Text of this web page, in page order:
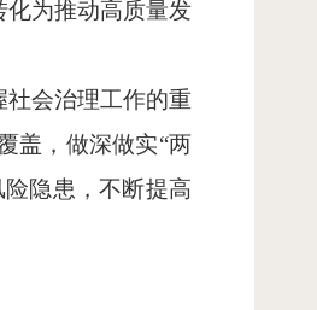
为推动高质量发
会治理工作的重
盖，做深做实“两
隐患，不断提高